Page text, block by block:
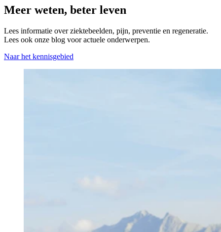
Meer weten, beter leven
Lees informatie over ziektebeelden, pijn, preventie en regeneratie.
Lees ook onze blog voor actuele onderwerpen.
Naar het kennisgebied